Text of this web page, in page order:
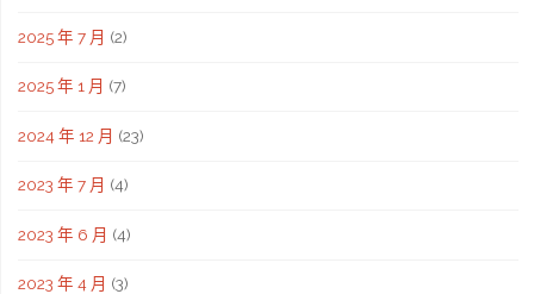
2025 年 7 月 (2)
2025 年 1 月 (7)
2024 年 12 月 (23)
2023 年 7 月 (4)
2023 年 6 月 (4)
2023 年 4 月 (3)